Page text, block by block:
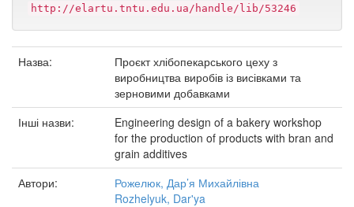
http://elartu.tntu.edu.ua/handle/lib/53246
Назва:
Проєкт хлібопекарського цеху з
виробництва виробів із висівками та
зерновими добавками
Інші назви:
Engineering design of a bakery workshop
for the production of products with bran and
grain additives
Автори:
Рожелюк, Дар’я Михайлівна
Rozhelyuk, Dar'ya